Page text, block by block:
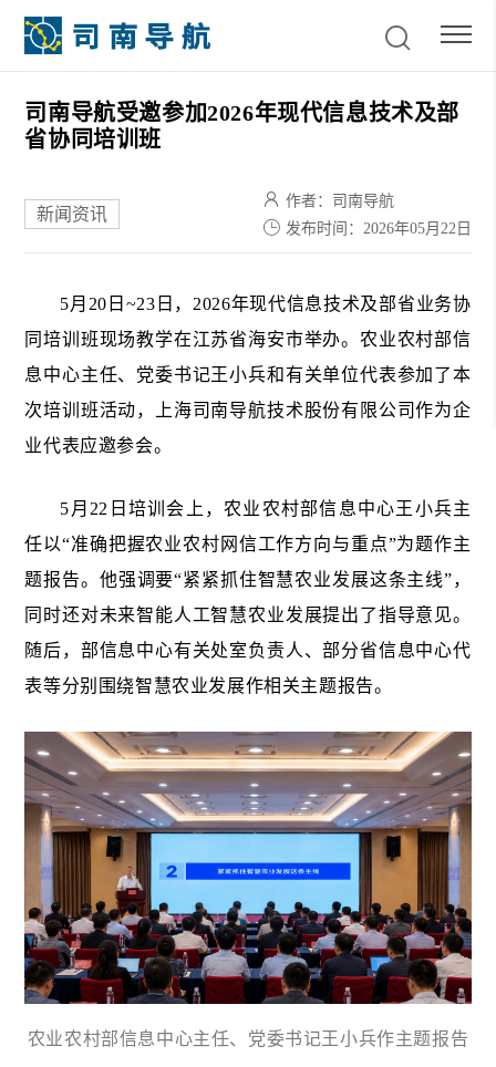
司南导航受邀参加2026年现代信息技术及部
省协同培训班
新闻资讯
作者：司南导航
发布时间：2026年05月22日
5月20日~23日，2026年现代信息技术及部省业务协
同培训班现场教学在江苏省海安市举办。农业农村部信
息中心主任、党委书记王小兵和有关单位代表参加了本
次培训班活动，上海司南导航技术股份有限公司作为企
业代表应邀参会。
5月22日培训会上，农业农村部信息中心王小兵主
任以“准确把握农业农村网信工作方向与重点”为题作主
题报告。他强调要“紧紧抓住智慧农业发展这条主线”，
同时还对未来智能人工智慧农业发展提出了指导意见。
随后，部信息中心有关处室负责人、部分省信息中心代
表等分别围绕智慧农业发展作相关主题报告。
农业农村部信息中心主任、党委书记王小兵作主题报告